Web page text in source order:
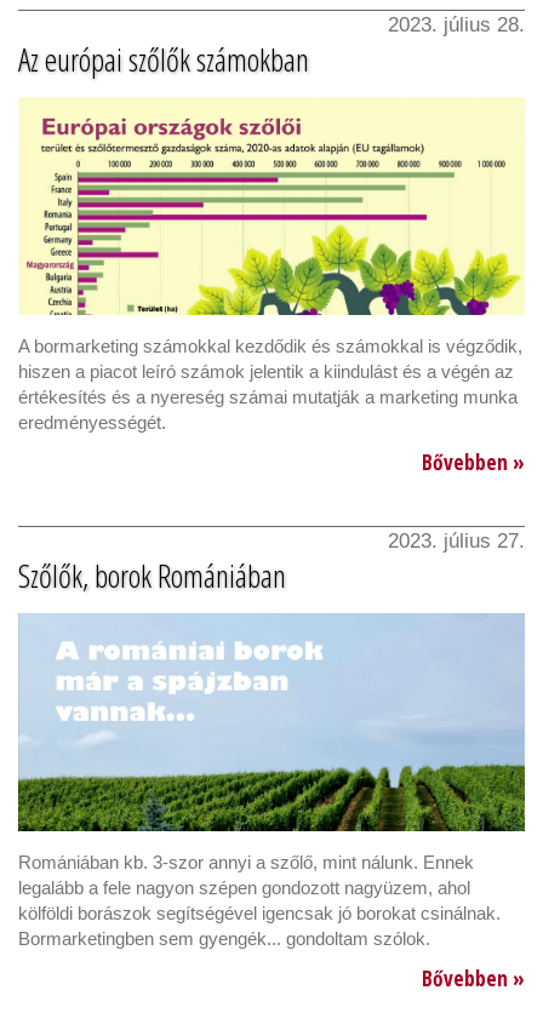
2023. július 28.
Az európai szőlők számokban
A bormarketing számokkal kezdődik és számokkal is végződik,
hiszen a piacot leíró számok jelentik a kiindulást és a végén az
értékesítés és a nyereség számai mutatják a marketing munka
eredményességét.
Bővebben »
2023. július 27.
Szőlők, borok Romániában
Romániában kb. 3-szor annyi a szőlő, mint nálunk. Ennek
legalább a fele nagyon szépen gondozott nagyüzem, ahol
kölföldi borászok segítségével igencsak jó borokat csinálnak.
Bormarketingben sem gyengék... gondoltam szólok.
Bővebben »